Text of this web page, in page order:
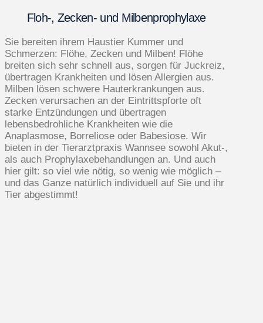
Floh-, Zecken- und Milben­prophylaxe
Sie bereiten ihrem Haustier Kummer und
Schmerzen: Flöhe, Zecken und Milben! Flöhe
breiten sich sehr schnell aus, sorgen für Juckreiz,
übertragen Krankheiten und lösen Allergien aus.
Milben lösen schwere Hauterkrankungen aus.
Zecken verursachen an der Eintrittspforte oft
starke Entzündungen und übertragen
lebensbedrohliche Krankheiten wie die
Anaplasmose, Borreliose oder Babesiose. Wir
bieten in der Tierarztpraxis Wannsee sowohl Akut-,
als auch Prophylaxebehandlungen an. Und auch
hier gilt: so viel wie nötig, so wenig wie möglich –
und das Ganze natürlich individuell auf Sie und ihr
Tier abgestimmt!